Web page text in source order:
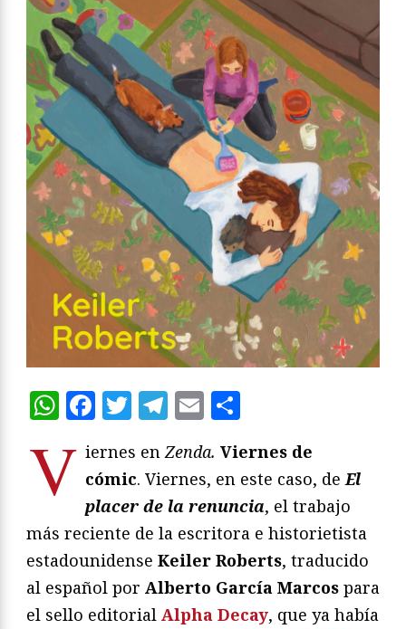
WhatsApp
Facebook
Twitter
Telegram
Email
V iernes enZenda. Viernes de
cómic. Viernes, en este caso, deEl
placer de la renuncia, el trabajo
más reciente de la escritora e historietista
estadounidense Keiler Roberts, traducido
al español por Alberto García Marcos para
el sello editorial Alpha Decay, que ya había